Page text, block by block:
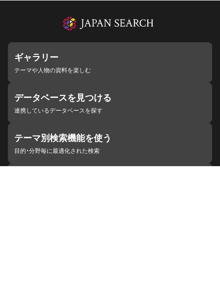
ギャラリー
テーマや人物の資料を楽しむ
データベースを見つける
連携しているデータベースを探す
テーマ別検索機能を使う
目的・分野毎に最適化された検索